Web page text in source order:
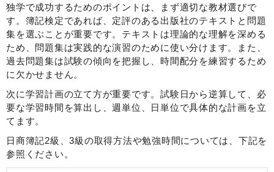
独学で成功するためのポイントは、まず適切な教材選びで
す。簿記検定であれば、定評のある出版社のテキストと問題
集を選ぶことが重要です。テキストは理論的な理解を深める
ため、問題集は実践的な演習のために使い分けます。また、
過去問題集は試験の傾向を把握し、時間配分を練習するため
に欠かせません。
次に学習計画の立て方が重要です。試験日から逆算して、必
要な学習時間を算出し、週単位、日単位で具体的な計画を立
てます。
日商簿記2級、3級の取得方法や勉強時間については、下記を
参照ください。